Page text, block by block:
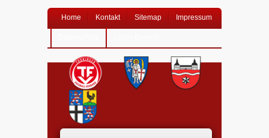
Home Kontakt Sitemap Impressum